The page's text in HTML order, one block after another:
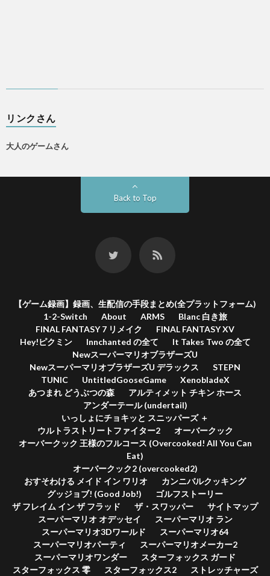
リンクさん
大人のゲームさん
Back to Top
【ゲーム録画】録画、生配信の手段まとめ(全プラットフォーム)
1-2-Switch
About ARMS
Blanc 白き旅
FINAL FANTASY 7 リメイク
FINAL FANTASY XV
Hey!ピクミン
Innchanted の全て
It Takes Two の全て
NewスーパーマリオブラザーズU
NewスーパーマリオブラザーズU デラックス
STEPN
TUNIC
UntitledGooseGame
XenobladeX
あつまれ どうぶつの森
アルティメット チキン ホース
アンダーテール (undertail)
いっしょにチョキッと スニッパーズ ＋
ウルトラストリートファイター2
オーバークック
オーバークック 王様のフルコース (Overcooked! All You Can
Eat)
オーバークック2 (overcooked2)
おすそわける メイド イン ワリオ
カンニバルクッキング
グッジョブ! (Good Job!)
ゴルフストーリー
ザ フレイム イン ザ フラッド
ザ・スワッパー
サイトマップ
スーパーマリオ オデッセイ
スーパーマリオ ラン
スーパーマリオ3Dワールド
スーパーマリオ64
スーパーマリオパーティ
スーパーマリオメーカー2
スーパーマリオワンダー
スターフォックス ガード
スターフォックス 零
スターフォックス2
ストレッチャーズ